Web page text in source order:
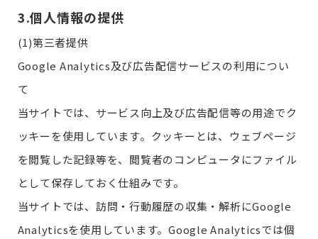
3.個人情報の提供
(1)第三者提供
Google Analytics及び広告配信サービスの利用につい
て
当サイトでは、サービス向上及び広告配信等の用途でク
ッキーを使用しています。クッキーとは、ウェブページ
を閲覧した記録等を、閲覧者のコンピュータにファイル
として保存しておく仕組みです。
当サイトでは、訪問・行動履歴の収集・解析にGoogle
Analyticsを使用しています。Google Analyticsでは個